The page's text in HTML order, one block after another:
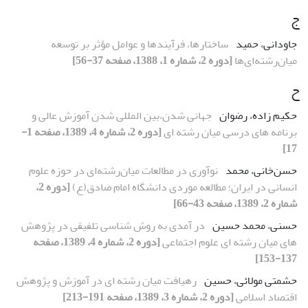
ج
جاودانی، حمید ساختارها، فرآیندها و عوامل مؤثر بر توسعه
میان‌رشته‌اى‌ها[دوره 2، شماره 1، 1388، صفحه 37-56]
ح
حکیم زاده، رضوان جهانی شدن،بین المللی شدن آموزش عالی و
برنامه های درسی میان رشته ای
[دوره 2، شماره 4، 1389، صفحه 1-
17]
حسن‌خانی، محمد نوآوری در مطالعات میان‌رشته‌ای در حوزه علوم
انسانی در ایران؛ مطالعه موردی دانشگاه امام صادق‌(ع)
[دوره 2،
شماره 2، 1389، صفحه 43-66]
حسنی، محمد حسین در آمدی به روش شناسی تلفیقی در پژوهش
های میان رشته ای علوم اجتماعی
[دوره 2، شماره 4، 1389، صفحه
137-153]
حشمتی مولائی، حسین رهیافت میان رشته ای در آموزش و پژوهش
اقتصاد اسلامی[دوره 2، شماره 3، 1389، صفحه 191-213]